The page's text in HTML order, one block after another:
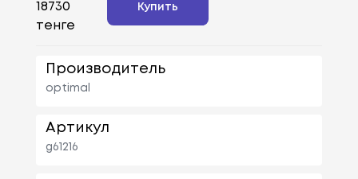
18730
тенге
Купить
Производитель
optimal
Артикул
g61216